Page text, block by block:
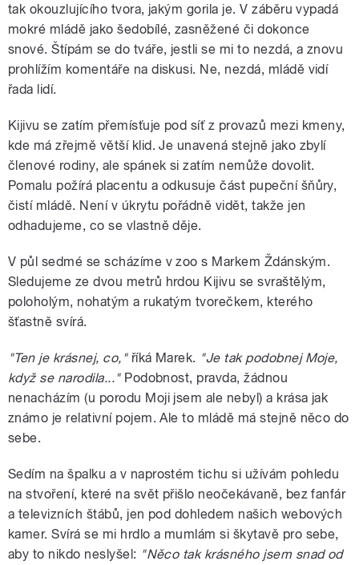
tak okouzlujícího tvora, jakým gorila je. V záběru vypadá
mokré mládě jako šedobílé, zasněžené či dokonce
snové. Štípám se do tváře, jestli se mi to nezdá, a znovu
prohlížím komentáře na diskusi. Ne, nezdá, mládě vidí
řada lidí.
Kijivu se zatím přemísťuje pod síť z provazů mezi kmeny,
kde má zřejmě větší klid. Je unavená stejně jako zbylí
členové rodiny, ale spánek si zatím nemůže dovolit.
Pomalu požírá placentu a odkusuje část pupeční šňůry,
čistí mládě. Není v úkrytu pořádně vidět, takže jen
odhadujeme, co se vlastně děje.
V půl sedmé se scházíme v zoo s Markem Ždánským.
Sledujeme ze dvou metrů hrdou Kijivu se svraštělým,
poloholým, nohatým a rukatým tvorečkem, kterého
šťastně svírá.
"Ten je krásnej, co,"říká Marek. "Je tak podobnej Moje,
když se narodila..."Podobnost, pravda, žádnou
nenacházím (u porodu Moji jsem ale nebyl) a krása jak
známo je relativní pojem. Ale to mládě má stejně něco do
sebe.
Sedím na špalku a v naprostém tichu si užívám pohledu
na stvoření, které na svět přišlo neočekávaně, bez fanfár
a televizních štábů, jen pod dohledem našich webových
kamer. Svírá se mi hrdlo a mumlám si škytavě pro sebe,
aby to nikdo neslyšel: "Něco tak krásného jsem snad od